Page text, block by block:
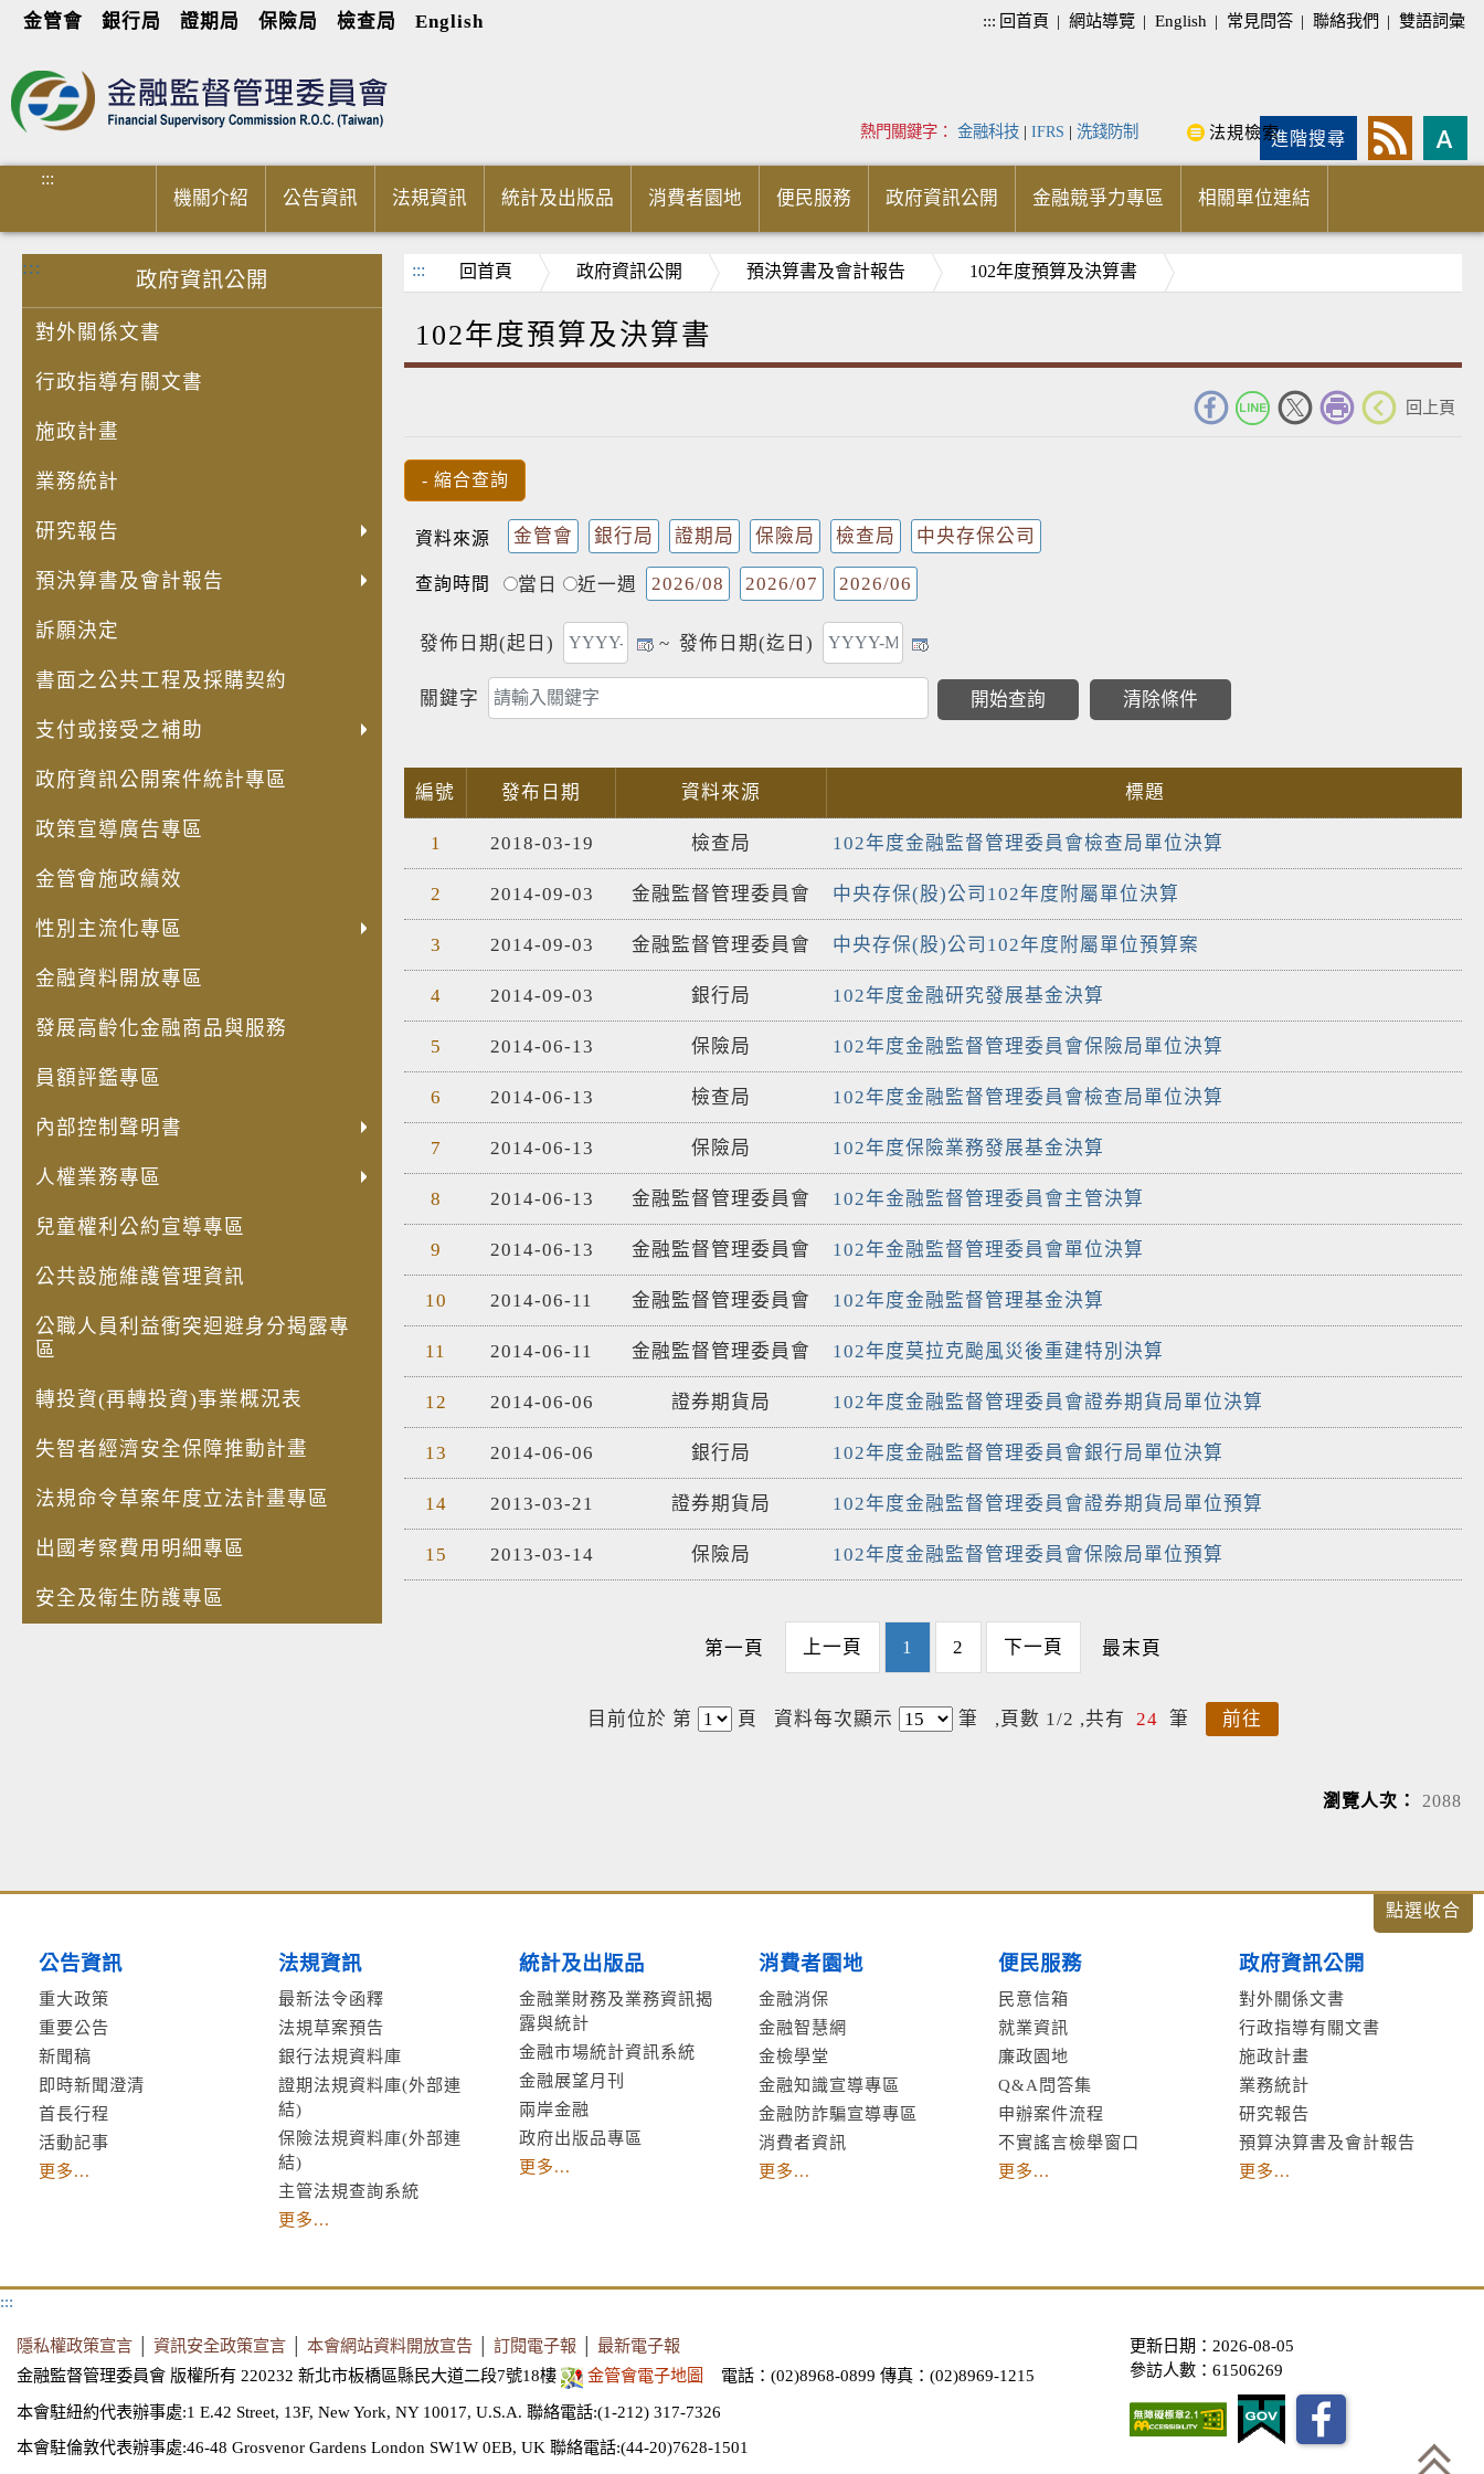
金管會 銀行局 證期局 保險局 檢查局 English ::: 回首頁 | 網站導覽 | English | 常見問答 | 聯絡我們 | 雙語詞彙
進階搜尋
熱門關鍵字： 金融科技 | IFRS | 洗錢防制 法規檢索
:::
機關介紹 公告資訊 法規資訊 統計及出版品 消費者園地 便民服務 政府資訊公開 金融競爭力專區 相關單位連結
:::
政府資訊公開
對外關係文書
行政指導有關文書
施政計畫
業務統計
研究報告
預決算書及會計報告
訴願決定
書面之公共工程及採購契約
支付或接受之補助
政府資訊公開案件統計專區
政策宣導廣告專區
金管會施政績效
性別主流化專區
金融資料開放專區
發展高齡化金融商品與服務
員額評鑑專區
內部控制聲明書
人權業務專區
兒童權利公約宣導專區
公共設施維護管理資訊
公職人員利益衝突迴避身分揭露專
區
轉投資(再轉投資)事業概況表
失智者經濟安全保障推動計畫
法規命令草案年度立法計畫專區
出國考察費用明細專區
安全及衛生防護專區
::: 回首頁 政府資訊公開 預決算書及會計報告 102年度預算及決算書
102年度預算及決算書
回上頁
資料來源 金管會 銀行局 證期局 保險局 檢查局 中央存保公司
查詢時間 當日 近一週 2026/08 2026/07 2026/06
發佈日期(起日) ~ 發佈日期(迄日)
關鍵字
編號 發布日期 資料來源 標題
1 2018-03-19 檢查局 102年度金融監督管理委員會檢查局單位決算
2 2014-09-03 金融監督管理委員會 中央存保(股)公司102年度附屬單位決算
3 2014-09-03 金融監督管理委員會 中央存保(股)公司102年度附屬單位預算案
4 2014-09-03 銀行局 102年度金融研究發展基金決算
5 2014-06-13 保險局 102年度金融監督管理委員會保險局單位決算
6 2014-06-13 檢查局 102年度金融監督管理委員會檢查局單位決算
7 2014-06-13 保險局 102年度保險業務發展基金決算
8 2014-06-13 金融監督管理委員會 102年金融監督管理委員會主管決算
9 2014-06-13 金融監督管理委員會 102年金融監督管理委員會單位決算
10 2014-06-11 金融監督管理委員會 102年度金融監督管理基金決算
11 2014-06-11 金融監督管理委員會 102年度莫拉克颱風災後重建特別決算
12 2014-06-06 證券期貨局 102年度金融監督管理委員會證券期貨局單位決算
13 2014-06-06 銀行局 102年度金融監督管理委員會銀行局單位決算
14 2013-03-21 證券期貨局 102年度金融監督管理委員會證券期貨局單位預算
15 2013-03-14 保險局 102年度金融監督管理委員會保險局單位預算
第一頁 上一頁 1 2 下一頁 最末頁
目前位於 第 頁 資料每次顯示 筆 ,頁數 1/2 ,共有 24 筆 前往
瀏覽人次： 2088
公告資訊
重大政策
重要公告
新聞稿
即時新聞澄清
首長行程
活動記事
更多...
法規資訊
最新法令函釋
法規草案預告
銀行法規資料庫
證期法規資料庫(外部連
結)
保險法規資料庫(外部連
結)
主管法規查詢系統
更多...
統計及出版品
金融業財務及業務資訊揭
露與統計
金融市場統計資訊系統
金融展望月刊
兩岸金融
政府出版品專區
更多...
消費者園地
金融消保
金融智慧網
金檢學堂
金融知識宣導專區
金融防詐騙宣導專區
消費者資訊
更多...
便民服務
民意信箱
就業資訊
廉政園地
Q&A問答集
申辦案件流程
不實謠言檢舉窗口
更多...
政府資訊公開
對外關係文書
行政指導有關文書
施政計畫
業務統計
研究報告
預算決算書及會計報告
更多...
:::
隱私權政策宣言 資訊安全政策宣言 本會網站資料開放宣告 訂閱電子報
最新電子報
金融監督管理委員會 版權所有 220232 新北市板橋區縣民大道二段7號18樓
金管會電子地圖 電話：(02)8968-0899 傳真：(02)8969-1215
本會駐紐約代表辦事處:1 E.42 Street, 13F, New York, NY 10017, U.S.A. 聯絡電話:(1-212) 317-7326
本會駐倫敦代表辦事處:46-48 Grosvenor Gardens London SW1W 0EB, UK 聯絡電話:(44-20)7628-1501
更新日期：2026-08-05
參訪人數：61506269
部
制
明
權
務
區
童
利
約
導
區
共
施
護
理
訊
員
突
避
身
分
揭
露
專
(再
事
概
表
經
保
推
動
計
畫
令
度
法
計
畫
專
察
細專